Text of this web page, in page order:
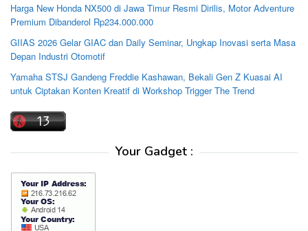
Harga New Honda NX500 di Jawa Timur Resmi Dirilis, Motor Adventure
Premium Dibanderol Rp234.000.000
GIIAS 2026 Gelar GIAC dan Daily Seminar, Ungkap Inovasi serta Masa
Depan Industri Otomotif
Yamaha STSJ Gandeng Freddie Kashawan, Bekali Gen Z Kuasai AI
untuk Ciptakan Konten Kreatif di Workshop Trigger The Trend
Your Gadget :